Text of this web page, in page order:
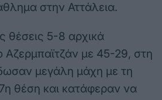
στην Αττάλεια.
θέσεις 5-8 αρχικά
Αζερμπαϊτζάν με 45-29, στη
μεγάλη μάχη με τη
θέση και κατάφεραν να